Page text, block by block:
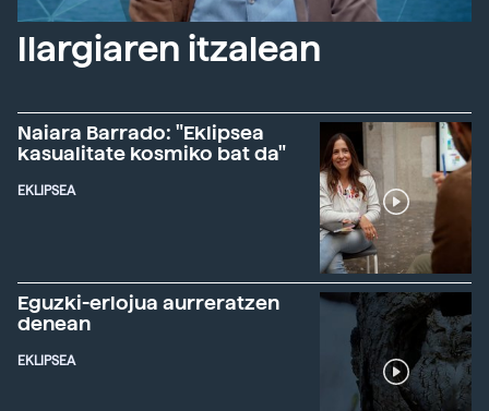
Ilargiaren itzalean
Naiara Barrado: "Eklipsea
kasualitate kosmiko bat da"
EKLIPSEA
Eguzki-erlojua aurreratzen
denean
EKLIPSEA